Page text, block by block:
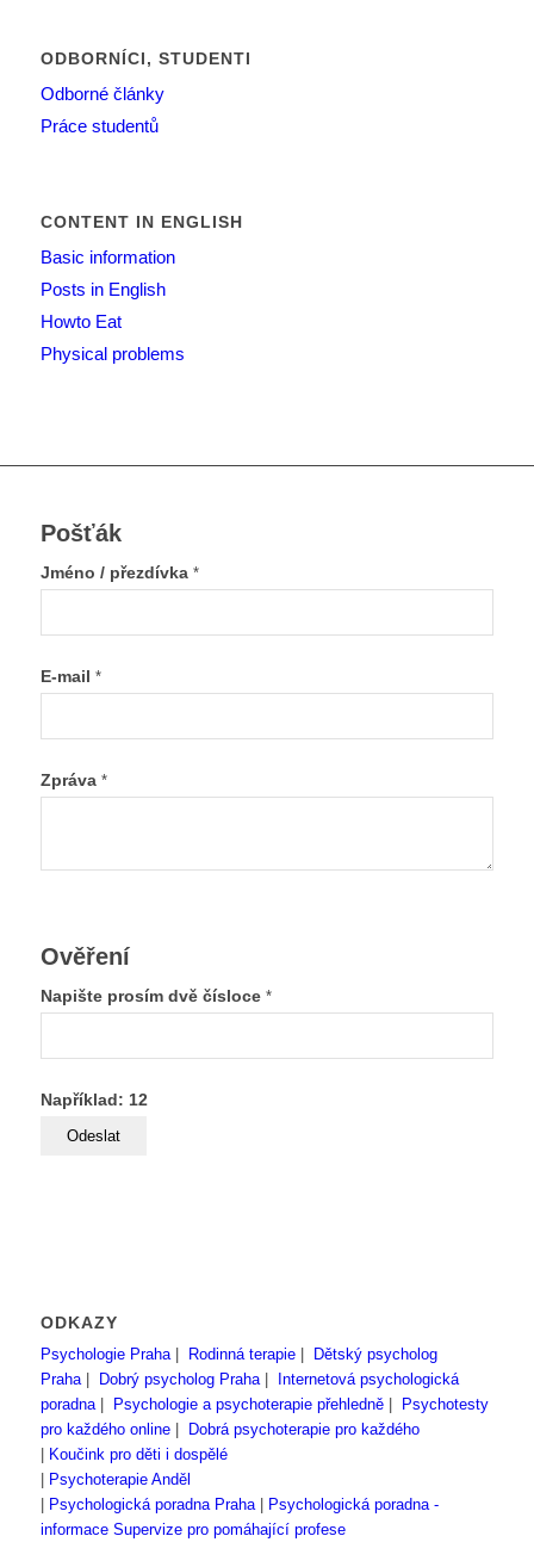
ODBORNÍCI, STUDENTI
Odborné články
Práce studentů
CONTENT IN ENGLISH
Basic information
Posts in English
Howto Eat
Physical problems
Pošťák
Jméno / přezdívka *
E-mail *
Zpráva *
Ověření
Napište prosím dvě čísloce *
Například: 12
ODKAZY
Psychologie Praha| Rodinná terapie|
Dětský psycholog
Praha| Dobrý psycholog Praha|
Internetová psychologická
poradna| Psychologie a psychoterapie přehledně|
Psychotesty
pro každého online|
Dobrá psychoterapie pro každého
Koučink pro děti i dospělé
Psychoterapie Anděl
Psychologická poradna Praha|
Psychologická poradna -
informace Supervize pro pomáhající profese